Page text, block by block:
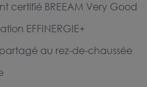
certifié BREEAM Very Good
EFFINERGIE+
au rez-de-chaussée